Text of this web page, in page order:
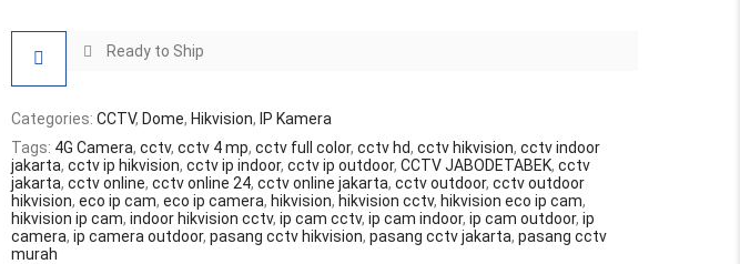
Ready to Ship
Categories: CCTV, Dome, Hikvision, IP Kamera
Tags: 4G Camera, cctv, cctv 4 mp, cctv full color, cctv hd, cctv hikvision, cctv indoor
jakarta, cctv ip hikvision, cctv ip indoor, cctv ip outdoor, CCTV JABODETABEK, cctv
jakarta, cctv online, cctv online 24, cctv online jakarta, cctv outdoor, cctv outdoor
hikvision, eco ip cam, eco ip camera, hikvision, hikvision cctv, hikvision eco ip cam,
hikvision ip cam, indoor hikvision cctv, ip cam cctv, ip cam indoor, ip cam outdoor, ip
camera, ip camera outdoor, pasang cctv hikvision, pasang cctv jakarta, pasang cctv
murah